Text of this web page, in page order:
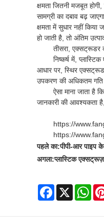
क्षमता जितनी मजबूत
सामग्री का दबाव बढ़
क्षमता में सुधार नहीं
हो जाती है, तो अंतिम
तीसरा, एक्सट्रूडर
निष्कर्ष में,
आधार पर, स्थिर
उपकरण की अधिकतम गति
ऐसा माना जाता है
जानकारी की आवश्यकता
https://
https://
पहले का:पीपी-आर पाइप
अगला:प्लास्टिक
Facebook
X